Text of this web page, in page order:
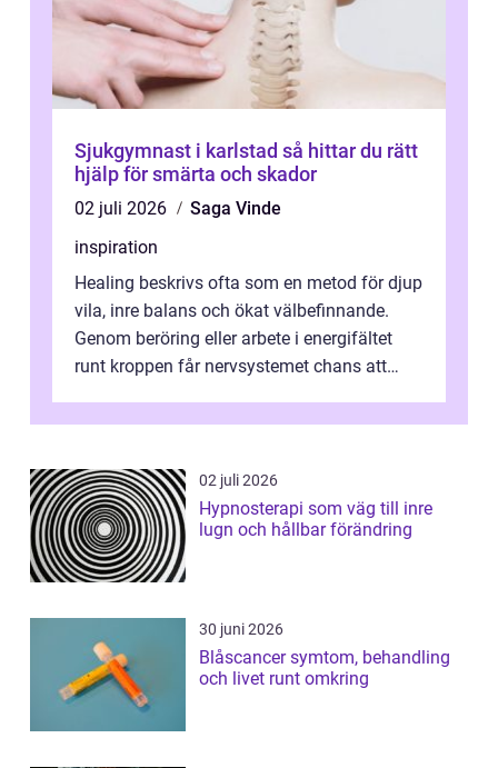
Sjukgymnast i karlstad så hittar du rätt
hjälp för smärta och skador
02 juli 2026
Saga Vinde
inspiration
Healing beskrivs ofta som en metod för djup
vila, inre balans och ökat välbefinnande.
Genom beröring eller arbete i energifältet
runt kroppen får nervsystemet chans att
02 juli 2026
Hypnosterapi som väg till inre
lugn och hållbar förändring
30 juni 2026
Blåscancer symtom, behandling
och livet runt omkring